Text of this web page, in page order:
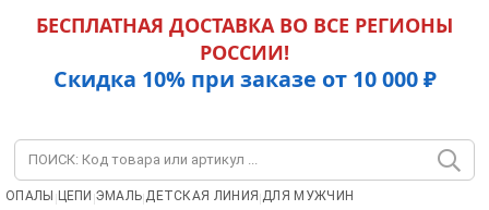
БЕСПЛАТНАЯ ДОСТАВКА ВО ВСЕ РЕГИОНЫ
РОССИИ!
Скидка 10% при заказе от 10 000 ₽
ОПАЛЫ | ЦЕПИ |ЭМАЛЬ|ДЕТСКАЯ ЛИНИЯ |ДЛЯ МУЖЧИН